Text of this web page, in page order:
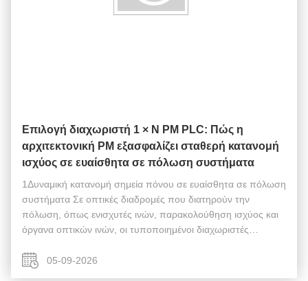
Επιλογή διαχωριστή 1 × N PM PLC: Πώς η
αρχιτεκτονική PM εξασφαλίζει σταθερή κατανομή
ισχύος σε ευαίσθητα σε πόλωση συστήματα
1Δυναμική κατανομή σημεία πόνου σε ευαίσθητα σε πόλωση
συστήματα Σε οπτικές διαδρομές που διατηρούν την
πόλωση, όπως ενισχυτές ινών, παρακολούθηση ισχύος και
όργανα οπτικών ινών, οι τυποποιημένοι διαχωριστές
απώλεια εισαγωγής,ασύμμετρη διαίρεση, κα...
05-09-2026